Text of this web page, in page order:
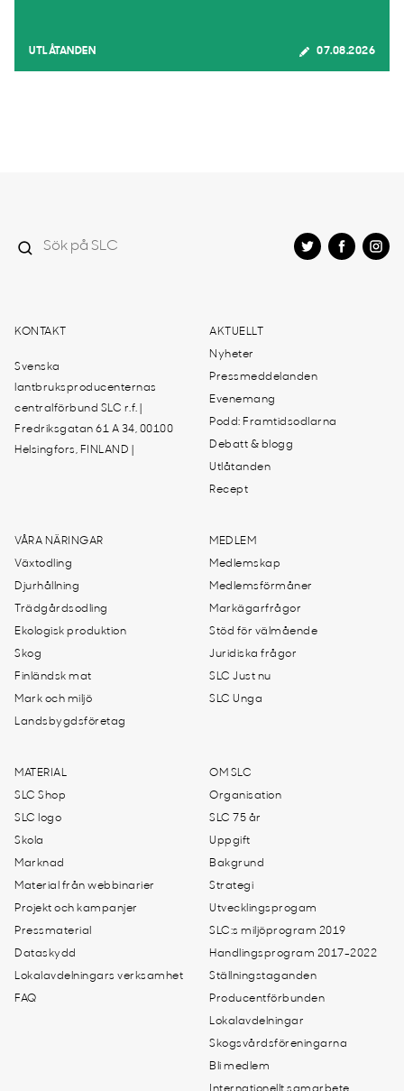
UTLÅTANDEN 07.08.2026
KONTAKT
Svenska
lantbruksproducenternas
centralförbund SLC r.f. |
Fredriksgatan 61 A 34, 00100
Helsingfors, FINLAND |
AKTUELLT
Nyheter
Pressmeddelanden
Evenemang
Podd: Framtidsodlarna
Debatt & blogg
Utlåtanden
Recept
VÅRA NÄRINGAR
Växtodling
Djurhållning
Trädgårdsodling
Ekologisk produktion
Skog
Finländsk mat
Mark och miljö
Landsbygdsföretag
MEDLEM
Medlemskap
Medlemsförmåner
Markägarfrågor
Stöd för välmående
Juridiska frågor
SLC Just nu
SLC Unga
MATERIAL
SLC Shop
SLC logo
Skola
Marknad
Material från webbinarier
Projekt och kampanjer
Pressmaterial
Dataskydd
Lokalavdelningars verksamhet
FAQ
OM SLC
Organisation
SLC 75 år
Uppgift
Bakgrund
Strategi
Utvecklingsprogam
SLC:s miljöprogram 2019
Handlingsprogram 2017-2022
Ställningstaganden
Producentförbunden
Lokalavdelningar
Skogsvårdsföreningarna
Bli medlem